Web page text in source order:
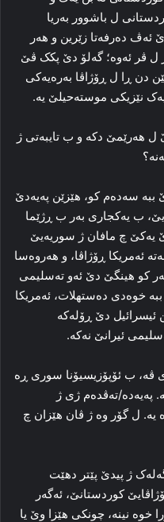
ل باشوور به‌ریا
نه‌ئینن دێ ئه‌ڤ ده‌رفه‌تا زێرین و هه‌ر
ڤر ئه‌وه‌؛ گه‌لۆ دێ پکک ڤێ
دن ڕا ل ڕۆژاڤا به‌ره‌یه‌کی
نێزیکی موسته‌حیلێ یه‌.
ل هه‌رێمێ دکه‌ و ب تایبه‌تی ژ
ببه‌ سه‌ده‌م کو، هێزێن پەیەدێ
ب یه‌کجاری به‌ر ب ڕژێما
یه‌کێ چ مافان ژ سوریه‌یێ
ئەمریکا ڕۆژاڤا، و هه‌روه‌سا
کو هینگێ دێ ئه‌و ته‌سلیمی
خوه‌دی ده‌ستهلات، ئەمریکا
دێ ڕۆله‌که‌
ئیرانێ نه‌که‌.
ب ئۆپۆزیسیۆنا سوری ڕه‌
پەیەدە/ته‌ڤده‌م ژی ژ
یه‌. ل گۆر وه‌ ژ ڤان هێزان چ
ژ پیدێ پێتر دهێت
کوردستانێ، ئه‌گه‌ر
خوه‌ نینه‌، چونکی هێزا وێ یا